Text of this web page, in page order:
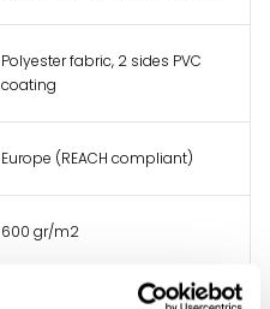
Polyester fabric, 2 sides PVC
coating
Europe (REACH compliant)
600 gr/m2